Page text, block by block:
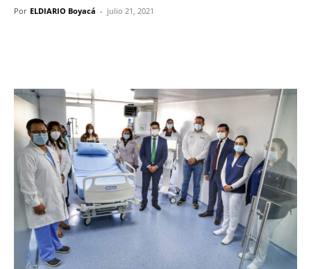
Por ELDIARIO Boyacá - julio 21, 2021